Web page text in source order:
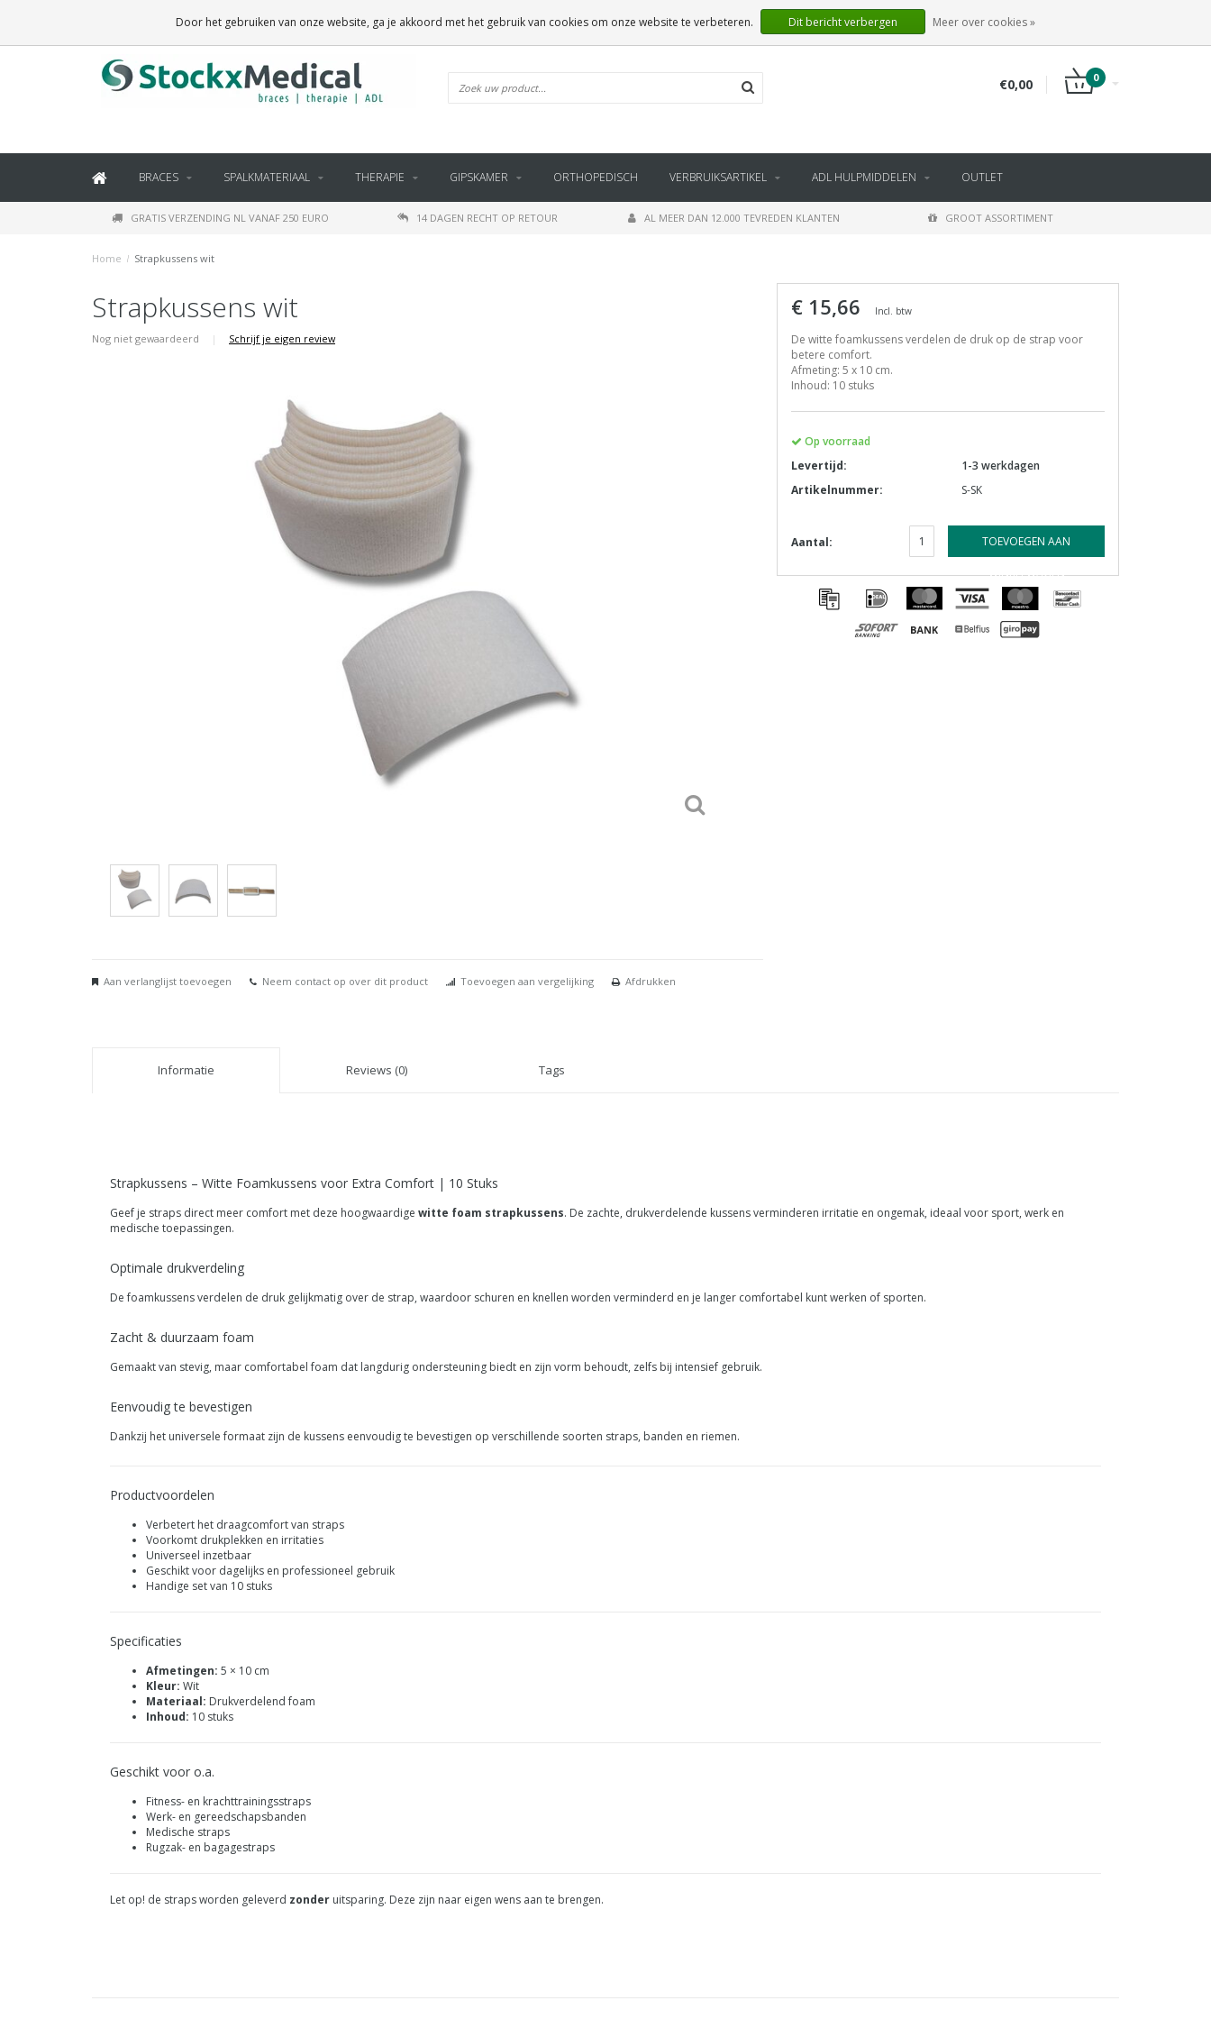
INLOGGEN
NL
€0,00 0
BRACES SPALKMATERIAAL THERAPIE GIPSKAMER ORTHOPEDISCH VERBRUIKSARTIKEL ADL HULPMIDDELEN OUTLET
GRATIS VERZENDING NL VANAF 250 EURO 14 DAGEN RECHT OP RETOUR AL MEER DAN 12.000 TEVREDEN KLANTEN GROOT ASSORTIMENT
Home / Strapkussens wit
Strapkussens wit
Nog niet gewaardeerd | Schrijf je eigen review
Aan verlanglijst toevoegen Neem contact op over dit product Toevoegen aan vergelijking Afdrukken
€ 15,66 Incl. btw
De witte foamkussens verdelen de druk op de strap voor
betere comfort.
Afmeting: 5 x 10 cm.
Inhoud: 10 stuks
Op voorraad
Levertijd:
1-3 werkdagen
Artikelnummer:
S-SK
Aantal: TOEVOEGEN AAN
WINKELWAGEN
Informatie Reviews (0) Tags
Strapkussens – Witte Foamkussens voor Extra Comfort | 10 Stuks
Geef je straps direct meer comfort met deze hoogwaardige witte foam strapkussens. De zachte, drukverdelende kussens verminderen irritatie en ongemak, ideaal voor sport, werk en
medische toepassingen.
Optimale drukverdeling
De foamkussens verdelen de druk gelijkmatig over de strap, waardoor schuren en knellen worden verminderd en je langer comfortabel kunt werken of sporten.
Zacht & duurzaam foam
Gemaakt van stevig, maar comfortabel foam dat langdurig ondersteuning biedt en zijn vorm behoudt, zelfs bij intensief gebruik.
Eenvoudig te bevestigen
Dankzij het universele formaat zijn de kussens eenvoudig te bevestigen op verschillende soorten straps, banden en riemen.
Productvoordelen
Verbetert het draagcomfort van straps
Voorkomt drukplekken en irritaties
Universeel inzetbaar
Geschikt voor dagelijks en professioneel gebruik
Handige set van 10 stuks
Specificaties
Afmetingen: 5 × 10 cm
Kleur: Wit
Materiaal: Drukverdelend foam
Inhoud: 10 stuks
Geschikt voor o.a.
Fitness- en krachttrainingsstraps
Werk- en gereedschapsbanden
Medische straps
Rugzak- en bagagestraps
Let op! de straps worden geleverd zonder uitsparing. Deze zijn naar eigen wens aan te brengen.
Door het gebruiken van onze website, ga je akkoord met het gebruik van cookies om onze website te verbeteren. Dit bericht verbergen Meer over cookies »